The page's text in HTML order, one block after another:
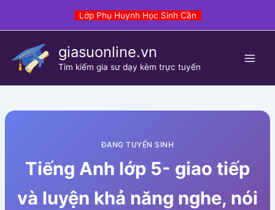
Lớp Phụ Huynh Học Sinh Cần
giasuonline.vn
Tim kiếm gia sư dạy kèm trực tuyến
ĐANG TUYỂN SINH
Tiếng Anh lớp 5- giao tiếp
và luyện khả năng nghe, nói